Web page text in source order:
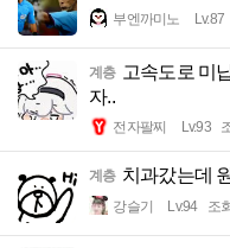
부엔까미노 Lv.87
계층 고속도로 미
자..
전자팔찌 Lv.93
계층 치과갔는데
강슬기 Lv.94 조